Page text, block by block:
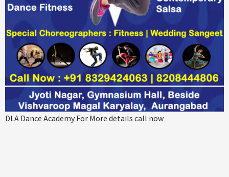
DLA Dance Academy For More details call now